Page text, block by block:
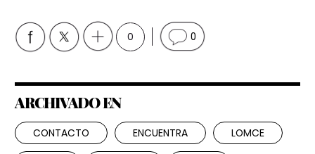
0 0
ARCHIVADO EN
CONTACTO ENCUENTRA LOMCE